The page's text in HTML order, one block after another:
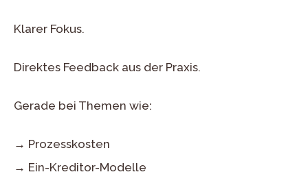
Klarer Fokus.
Direktes Feedback aus der Praxis.
Gerade bei Themen wie:
→ Prozesskosten
→ Ein-Kreditor-Modelle